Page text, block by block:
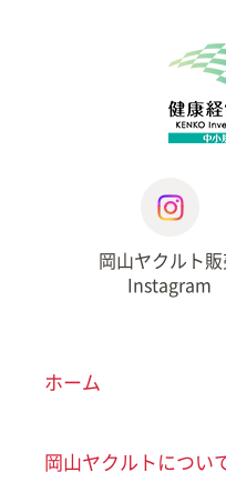
岡山ヤクルト
Instagram
ホーム
岡山ヤクルトについ